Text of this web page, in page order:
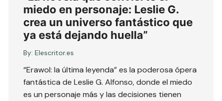
miedo en personaje: Leslie G.
crea un universo fantástico que
ya está dejando huella”
By: Elescritor.es
“Erawol: la última leyenda” es la poderosa ópera
fantástica de Leslie G. Alfonso, donde el miedo
es un personaje más y las decisiones tienen